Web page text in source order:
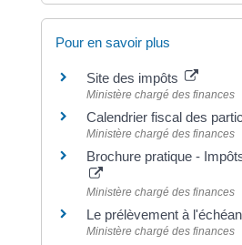
Pour en savoir plus
Site des impôts
Ministère chargé des finances
Calendrier fiscal des
Ministère chargé des finances
Brochure pratique -
Ministère chargé des finances
Le prélèvement à
Ministère chargé des finances